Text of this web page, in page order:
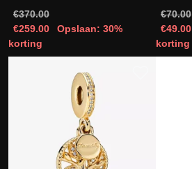
€370.00
€259.00
Opslaan: 30%
korting
€70.00
€49.00
korting